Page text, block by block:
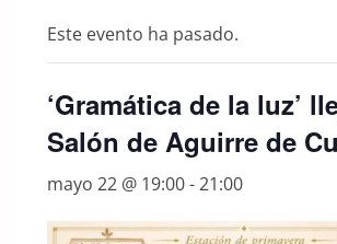
Este evento ha pasado.
‘Gramática de la luz’
Salón de Aguirre de
mayo 22 @ 19:00-21:00